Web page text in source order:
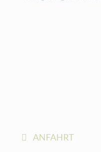
ANFAHRT